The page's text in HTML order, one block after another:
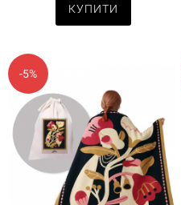
КУПИТИ
-5%